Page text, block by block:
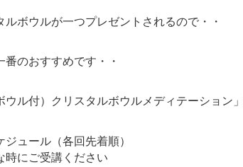
ルボウルが一つプレゼントされるので・・
番のおすすめです・・
ル付）クリスタルボウルメディテーショ
ジュール（各回先着順）
時にご受講ください